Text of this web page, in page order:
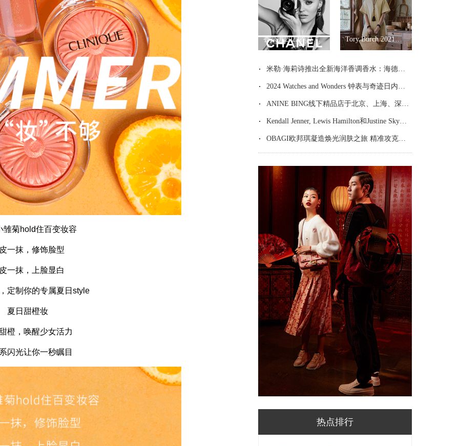
雏菊hold住百变妆容
一抹，修饰脸型
一抹，上脸显白
定制你的专属夏日style
夏日甜橙妆
橙，唤醒少女活力
闪光让你一秒瞩目
香奈儿2022春夏高级成衣系列 Tory Burch 2021春夏系列
米勒·海莉诗推出全新海洋香调香水：海德拉之水
2024 Watches and Wonders 钟表与奇迹日内瓦高级钟表展 全新表款作品瞩目亮相
ANINE BING线下精品店于北京、上海、深圳焕然启幕
Kendall Jenner, Lewis Hamilton和Justine Skye身穿TOMMY HILFIGER现身迈阿密大奖赛
OBAGI欧邦琪凝造焕光润肤之旅 精准攻克皮肤衰老暗沉
热点排行